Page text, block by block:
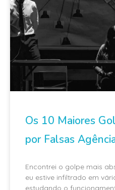
Os 10 Maiores
por Falsas
Encontrei o golpe mais
eu estive infiltrado em
estudando o